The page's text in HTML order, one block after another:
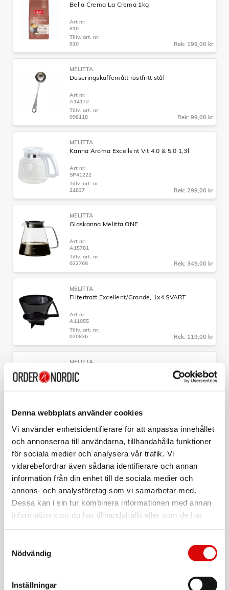
Denna webbplats använder cookies
Vi använder enhetsidentifierare för att anpassa innehållet
och annonserna till användarna, tillhandahålla funktioner
för sociala medier och analysera vår trafik. Vi
vidarebefordrar även sådana identifierare och annan
information från din enhet till de sociala medier och
annons- och analysföretag som vi samarbetar med.
Dessa kan i sin tur kombinera informationen med annan
information som du har tillhandahållit eller som de har
Nödvändig
Inställningar
Bella Crema La Crema 1kg
Art nr:
810
Tillv. art. nr:
810
Rek: 199,00 kr
MELITTA
Doseringskaffemått rostfritt stål
Art nr:
A14172
Tillv. art. nr:
098118
Rek: 99,00 kr
MELITTA
Kanna Aroma Excellent Vit 4.0 & 5.0 1,3l
Art nr:
SP41222
Tillv. art. nr:
21837
Rek: 299,00 kr
MELITTA
Glaskanna Melitta ONE
Art nr:
A15781
Tillv. art. nr:
022768
Rek: 349,00 kr
MELITTA
Filtertratt Excellent/Grande, 1x4 SVART
Art nr:
A11055
Tillv. art. nr:
020836
Rek: 119,00 kr
MELITTA
Kanna Aroma Excellent Svart 4.0 5.0
SP55012
Espresso Vattenfilter Claris
96090
Tillv. art. nr:
96090
Rek: 249,00 kr
Glaskanna Easy 2.0 Svart
Rek: 249,00 kr